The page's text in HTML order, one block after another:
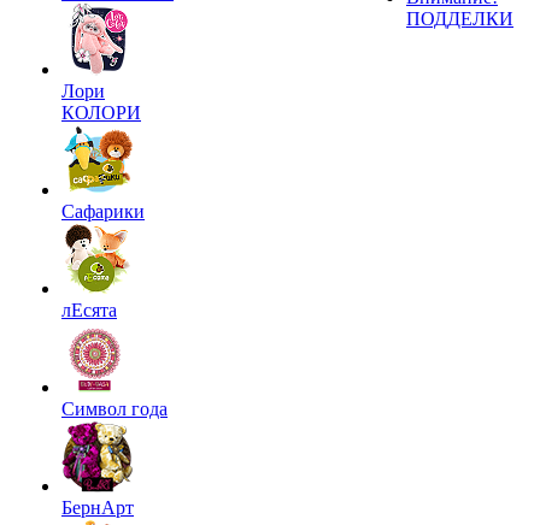
Лори
КОЛОРИ
Сафарики
лЕсята
Символ года
БернАрт
ПОДДЕЛКИ